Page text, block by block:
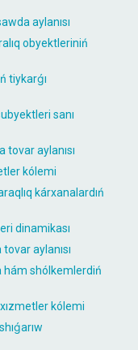
aylanısı
obyektleriniń
tiykarǵı
sanı
tovar aylanısı
kólemi
kárxanalardıń
dinamikası
aylanısı
hám shólkemlerdiń
kólemi